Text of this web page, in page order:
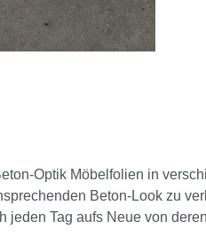
Beton-Look zu
Tag aufs Neue von